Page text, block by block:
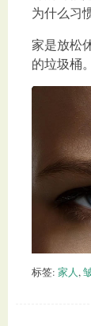
为什么习
家是放松
的垃圾桶。
标签: 家人,